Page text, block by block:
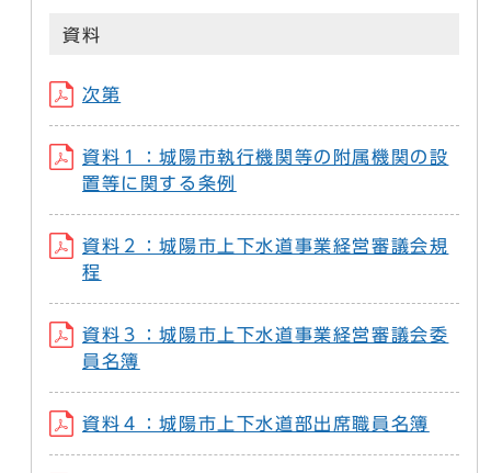
資料
次第
資料１：城陽市執行機関等の附属機関の設
置等に関する条例
資料２：城陽市上下水道事業経営審議会規
程
資料３：城陽市上下水道事業経営審議会委
員名簿
資料４：城陽市上下水道部出席職員名簿